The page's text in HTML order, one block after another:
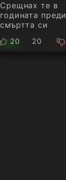
Срещнах те в
годината преди
смъртта си
20 20